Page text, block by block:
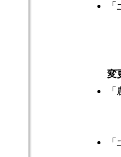
変